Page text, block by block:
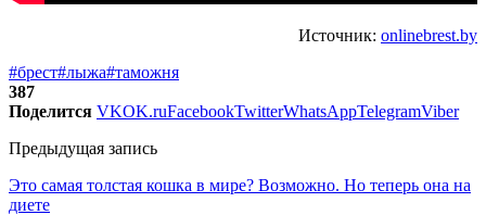
Источник: onlinebrest.by
#брест#лыжа#таможня
387
Поделится VKOK.ruFacebookTwitterWhatsAppTelegramViber
Предыдущая запись
Это самая толстая кошка в мире? Возможно. Но теперь она на
диете